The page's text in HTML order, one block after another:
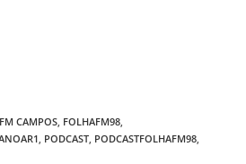
CAMPOS FOLHAFM98
PODCAST PODCASTFOLHAFM98